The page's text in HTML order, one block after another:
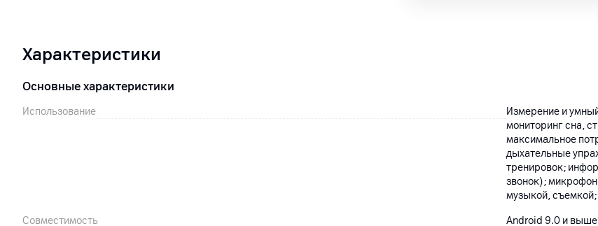
Характеристики
Основные характеристики
Использование
Измерение и
мониторинг сна,
максимальное
дыхательные
тренировок;
звонок);
музыкой,
Совместимость
Android 9.0 и